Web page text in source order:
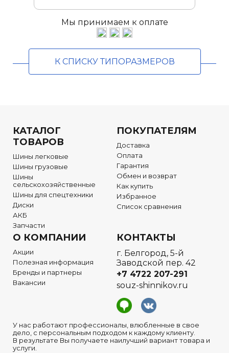
Мы принимаем к оплате
К СПИСКУ ТИПОРАЗМЕРОВ
КАТАЛОГ
ТОВАРОВ
Шины легковые
Шины грузовые
Шины
сельскохозяйственные
Шины для спецтехники
Диски
АКБ
Запчасти
ПОКУПАТЕЛЯМ
Доставка
Оплата
Гарантия
Обмен и возврат
Как купить
Избранное
Список сравнения
О КОМПАНИИ
Акции
Полезная информация
Бренды и партнеры
Вакансии
У нас работают профессионалы, влюбленные в свое
дело, с персональным подходом к каждому клиенту.
В результате Вы получаете наилучший вариант товара и
услуги.
КОНТАКТЫ
г. Белгород, 5-й
Заводской пер. 42
+7 4722 207-291
souz-shinnikov.ru